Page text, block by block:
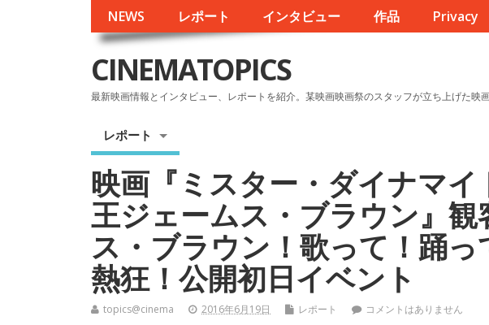
NEWS レポート インタビュー 作品 Privacy
CINEMATOPICS
最新映画情報とインタビュー、レポートを紹介。某映画映画祭のスタッフが立ち上げた映
レポート
映画『ミスター・ダイナマ
王ジェームス・ブラウン』観
ス・ブラウン！歌って！踊
熱狂！公開初日イベント
topics@cinema 2016年6月19日 レポート コメントはありません